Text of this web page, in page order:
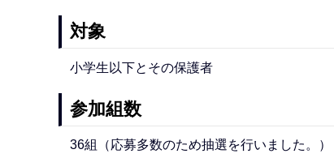
対象
小学生以下とその保護者
参加組数
36組（応募多数のため抽選を行いました。）